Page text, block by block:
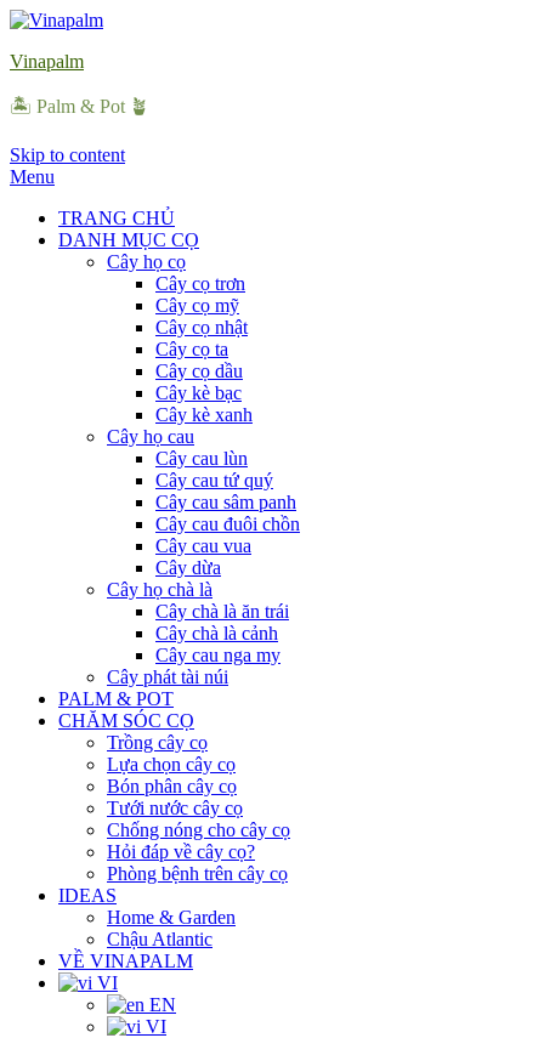
Vinapalm
🏝 Palm & Pot 🪴
Skip to content
Menu
TRANG CHỦ
DANH MỤC CỌ
Cây họ cọ
Cây cọ trơn
Cây cọ mỹ
Cây cọ nhật
Cây cọ ta
Cây cọ dầu
Cây kè bạc
Cây kè xanh
Cây họ cau
Cây cau lùn
Cây cau tứ quý
Cây cau sâm panh
Cây cau đuôi chồn
Cây cau vua
Cây dừa
Cây họ chà là
Cây chà là ăn trái
Cây chà là cảnh
Cây cau nga my
Cây phát tài núi
PALM & POT
CHĂM SÓC CỌ
Trồng cây cọ
Lựa chọn cây cọ
Bón phân cây cọ
Tưới nước cây cọ
Chống nóng cho cây cọ
Hỏi đáp về cây cọ?
Phòng bệnh trên cây cọ
IDEAS
Home & Garden
Chậu Atlantic
VỀ VINAPALM
VI
EN
VI